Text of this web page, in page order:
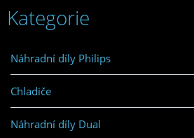
Kategorie
Náhradní díly Philips
Chladiče
Náhradní díly Dual